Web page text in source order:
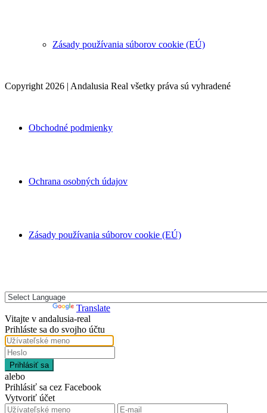
Zásady používania súborov cookie (EÚ)
Copyright 2026 | Andalusia Real všetky práva sú vyhradené
Obchodné podmienky
Ochrana osobných údajov
Zásady používania súborov cookie (EÚ)
Translate
Vitajte v andalusia-real
Prihláste sa do svojho účtu
Prihlásiť sa
alebo
Prihlásiť sa cez Facebook
Vytvoriť účet